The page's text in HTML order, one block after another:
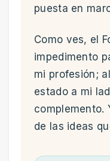
puesta en
Como ves, el
impedimento
mi profesión;
estado a mi
complemento.
de las ideas